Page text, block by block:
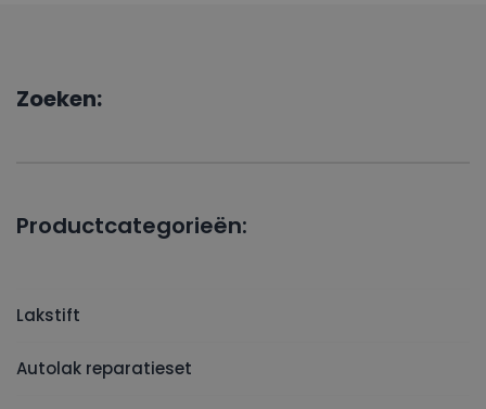
Zoeken:
Productcategorieën:
Lakstift
Autolak reparatieset